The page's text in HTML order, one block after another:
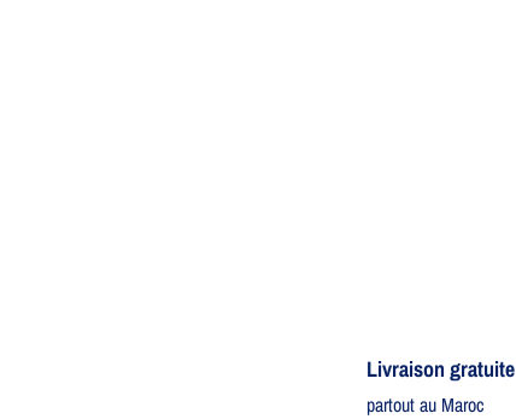
Livraison gratuite​
partout au Maroc